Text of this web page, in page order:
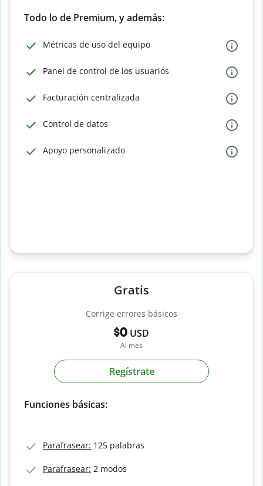
Todo lo de Premium, y además:
Métricas de uso del equipo
Panel de control de los usuarios
Facturación centralizada
Control de datos
Apoyo personalizado
Gratis
Corrige errores básicos
$0 USD
Al mes
Regístrate
Funciones básicas:
Parafrasear: 125 palabras
Parafrasear: 2 modos